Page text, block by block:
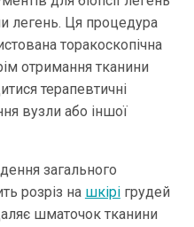
легень. Ця процедура
торакоскопічна
отримання тканини
терапевтичні
вузли або іншої
загального
розріз на шкірігрудей
шматочок тканини